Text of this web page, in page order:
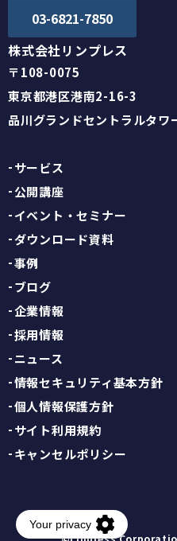
03-6821-7850
株式会社リンプレス
〒108-0075
東京都港区港南2-16-3
品川グランドセントラルタワ
サービス
公開講座
イベント・セミナー
ダウンロード資料
事例
ブログ
企業情報
採用情報
ニュース
情報セキュリティ基本方針
個人情報保護方針
サイト利用規約
キャンセルポリシー
©Linpress